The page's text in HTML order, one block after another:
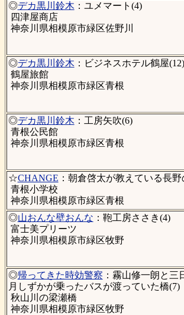
◎デカ黒川鈴木 ：ユメマート(4)
四津屋商店
神奈川県相模原市緑区佐野川
◎デカ黒川鈴木 ：ビジネスホテル鶴屋(12)
鶴屋旅館
神奈川県相模原市緑区青根
◎デカ黒川鈴木 ：工房矢吹(6)
青根公民館
神奈川県相模原市緑区青根
☆CHANGE ：朝倉啓太が教えている長
青根小学校
神奈川県相模原市緑区青根
◎山おんな壁おんな ：鞄工房ささき(4)
富士美プリーツ
神奈川県相模原市緑区牧野
◎帰ってきた時効警察 ：霧山修一朗と三
月しずかが乗ったバスが渡っていた橋(7)
秋山川の梁瀬橋
神奈川県相模原市緑区牧野